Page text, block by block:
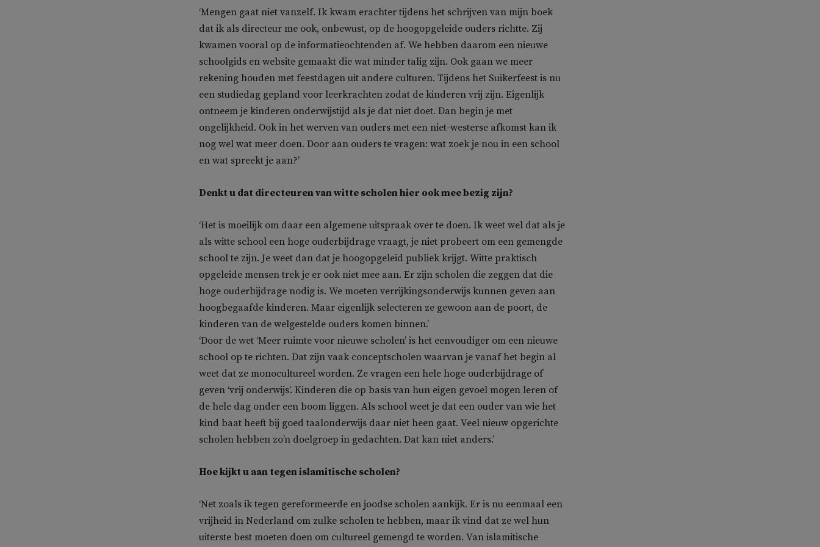
‘Mengen gaat niet vanzelf. Ik kwam erachter tijdens het schrijven van mijn boek
dat ik als directeur me ook, onbewust, op de hoogopgeleide ouders richtte. Zij
kwamen vooral op de informatieochtenden af. We hebben daarom een nieuwe
schoolgids en website gemaakt die wat minder talig zijn. Ook gaan we meer
rekening houden met feestdagen uit andere culturen. Tijdens het Suikerfeest is nu
een studiedag gepland voor leerkrachten zodat de kinderen vrij zijn. Eigenlijk
ontneem je kinderen onderwijstijd als je dat niet doet. Dan begin je met
ongelijkheid. Ook in het werven van ouders met een niet-westerse afkomst kan ik
nog wel wat meer doen. Door aan ouders te vragen: wat zoek je nou in een school
en wat spreekt je aan?’
Denkt u dat directeuren van witte scholen hier ook mee bezig zijn?
‘Het is moeilijk om daar een algemene uitspraak over te doen. Ik weet wel dat als je
als witte school een hoge ouderbijdrage vraagt, je niet probeert om een gemengde
school te zijn. Je weet dan dat je hoogopgeleid publiek krijgt. Witte praktisch
opgeleide mensen trek je er ook niet mee aan. Er zijn scholen die zeggen dat die
hoge ouderbijdrage nodig is. We moeten verrijkingsonderwijs kunnen geven aan
hoogbegaafde kinderen. Maar eigenlijk selecteren ze gewoon aan de poort, de
kinderen van de welgestelde ouders komen binnen.’
‘Door de wet ‘Meer ruimte voor nieuwe scholen’ is het eenvoudiger om een nieuwe
school op te richten. Dat zijn vaak conceptscholen waarvan je vanaf het begin al
weet dat ze monocultureel worden. Ze vragen een hele hoge ouderbijdrage of
geven ‘vrij onderwijs’. Kinderen die op basis van hun eigen gevoel mogen leren of
de hele dag onder een boom liggen. Als school weet je dat een ouder van wie het
kind baat heeft bij goed taalonderwijs daar niet heen gaat. Veel nieuw opgerichte
scholen hebben zo’n doelgroep in gedachten. Dat kan niet anders.’
Hoe kijkt u aan tegen islamitische scholen?
‘Net zoals ik tegen gereformeerde en joodse scholen aankijk. Er is nu eenmaal een
vrijheid in Nederland om zulke scholen te hebben, maar ik vind dat ze wel hun
uiterste best moeten doen om cultureel gemengd te worden. Van islamitische